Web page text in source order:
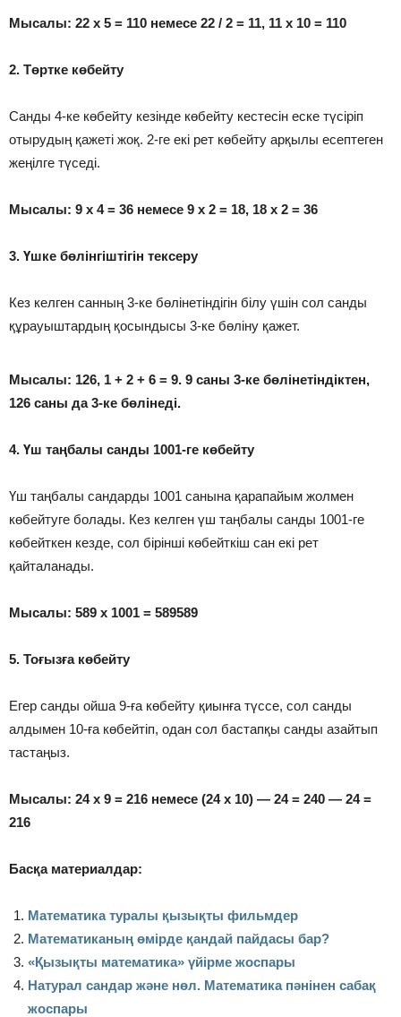
Мысалы: 22 х 5 = 110 немесе 22 / 2 = 11, 11 х 10 = 110
2. Төртке көбейту
Санды 4-ке көбейту кезінде көбейту кестесін еске түсіріп
отырудың қажеті жоқ. 2-ге екі рет көбейту арқылы есептеген
жеңілге түседі.
Мысалы: 9 х 4 = 36 немесе 9 х 2 = 18, 18 х 2 = 36
3. Үшке бөлінгіштігін тексеру
Кез келген санның 3-ке бөлінетіндігін білу үшін сол санды
құрауыштардың қосындысы 3-ке бөліну қажет.
Мысалы: 126, 1 + 2 + 6 = 9. 9 саны 3-ке бөлінетіндіктен,
126 саны да 3-ке бөлінеді.
4. Үш таңбалы санды 1001-ге көбейту
Үш таңбалы сандарды 1001 санына қарапайым жолмен
көбейтуге болады. Кез келген үш таңбалы санды 1001-ге
көбейткен кезде, сол бірінші көбейткіш сан екі рет
қайталанады.
Мысалы: 589 х 1001 = 589589
5. Тоғызға көбейту
Егер санды ойша 9-ға көбейту қиынға түссе, сол санды
алдымен 10-ға көбейтіп, одан сол бастапқы санды азайтып
тастаңыз.
Мысалы: 24 х 9 = 216 немесе (24 х 10) — 24 = 240 — 24 =
216
Басқа материалдар:
Математика туралы қызықты фильмдер
Математиканың өмірде қандай пайдасы бар?
«Қызықты математика» үйірме жоспары
Натурал сандар және нөл. Математика пәнінен сабақ
жоспары